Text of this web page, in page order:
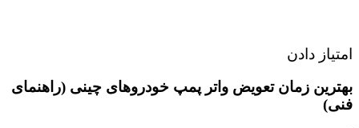
امتیاز دادن
بهترین زمان تعویض واتر پمپ خودروهای چینی (راهنمای
فنی)